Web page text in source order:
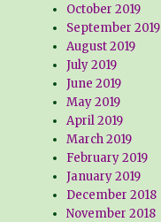
October 2019
September 2019
August 2019
July 2019
June 2019
May 2019
April 2019
March 2019
February 2019
January 2019
December 2018
November 2018